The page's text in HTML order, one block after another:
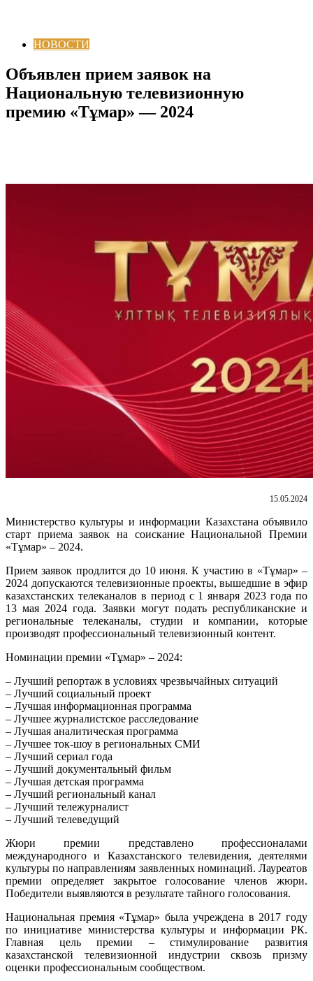
НОВОСТИ
Объявлен прием заявок на
Национальную телевизионную
премию «Тұмар» — 2024
15.05.2024
Министерство культуры и информации Казахстана объявило
старт приема заявок на соискание Национальной Премии
«Тұмар» – 2024.
Прием заявок продлится до 10 июня.К участию в «Тұмар» –
2024 допускаются телевизионные проекты, вышедшие в эфир
казахстанских телеканалов в период с 1 января 2023 года по
13 мая 2024 года. Заявки могут подать республиканские и
региональные телеканалы, студии и компании, которые
производят профессиональный телевизионный контент.
Номинации премии «Тұмар» – 2024:
– Лучший репортаж в условиях чрезвычайных ситуаций
– Лучший социальный проект
– Лучшая информационная программа
– Лучшее журналистское расследование
– Лучшая аналитическая программа
– Лучшее ток-шоу в региональных СМИ
– Лучший сериал года
– Лучший документальный фильм
– Лучшая детская программа
– Лучший региональный канал
– Лучший тележурналист
– Лучший телеведущий
Жюри премии представлено профессионалами
международного и Казахстанского телевидения, деятелями
культуры по направлениям заявленных номинаций. Лауреатов
премии определяет закрытое голосование членов жюри.
Победители выявляются в результате тайного голосования.
Национальная премия «Тұмар» была учреждена в 2017 году
по инициативе министерства культуры и информации РК.
Главная цель премии – стимулирование развития
казахстанской телевизионной индустрии сквозь призму
оценки профессиональным сообществом.